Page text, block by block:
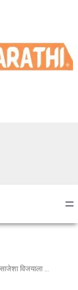
सोरटेवाडी ग्रामविकास पॅनेल सर्व जागांवर विजयी मात्र साजेशा विजयाला सुरुंग !